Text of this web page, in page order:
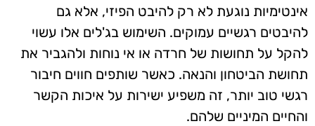
אינטימיות נוגעת לא רק להיבט הפיזי, אלא גם
להיבטים רגשיים עמוקים. השימוש בג'לים אלו עשוי
להקל על תחושות של חרדה או אי נוחות ולהגביר את
תחושת הביטחון והנאה. כאשר שותפים חווים חיבור
רגשי טוב יותר, זה משפיע ישירות על איכות הקשר
והחיים המיניים שלהם.